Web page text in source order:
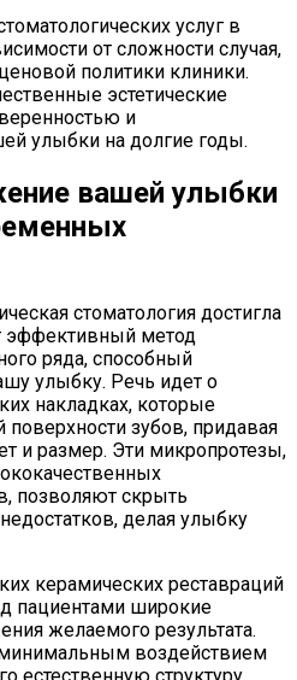
услуг в
от сложности случая,
политики клиники.
эстетические
и
улыбки на долгие годы.
вашей улыбки
стоматология достигла
эффективный метод
ряда, способный
улыбку. Речь идет о
накладках, которые
зубов, придавая
и размер. Эти микропротезы,
позволяют скрыть
делая улыбку
керамических реставраций
пациентами широкие
желаемого результата.
воздействием
естественную структуру.